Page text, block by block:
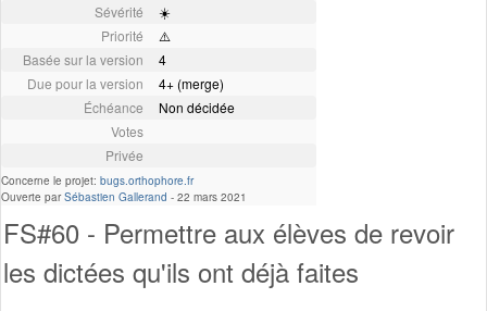
Sévérité
☀️
Priorité
⚠️
Basée sur la version
4
Due pour la version
4+ (merge)
Échéance
Non décidée
Votes
Privée
Concerne le projet: bugs.orthophore.fr
Ouverte parSébastien Gallerand - 22 mars 2021
FS#60 - Permettre aux élèves de revoir
les dictées qu'ils ont déjà faites